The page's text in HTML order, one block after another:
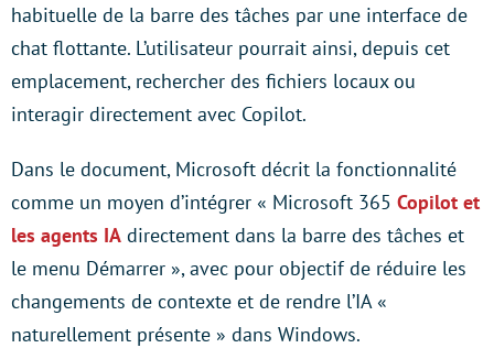
habituelle de la barre des tâches par une interface de
chat flottante. L’utilisateur pourrait ainsi, depuis cet
emplacement, rechercher des fichiers locaux ou
interagir directement avec Copilot.
Dans le document, Microsoft décrit la fonctionnalité
comme un moyen d’intégrer « Microsoft 365 Copilot et
les agents IA directement dans la barre des tâches et
le menu Démarrer », avec pour objectif de réduire les
changements de contexte et de rendre l’IA «
naturellement présente » dans Windows.